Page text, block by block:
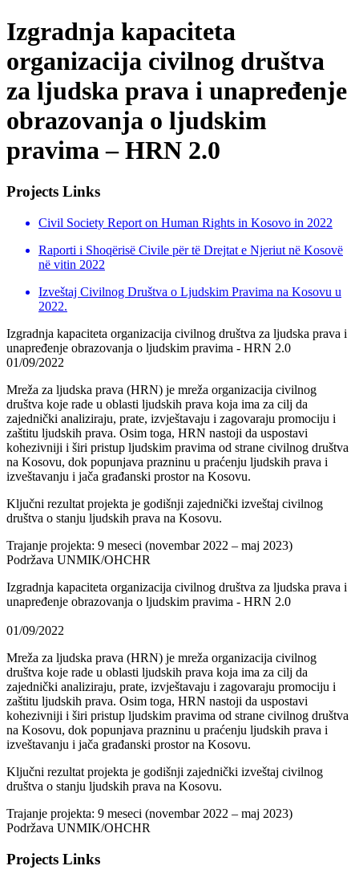
Izgradnja kapaciteta
organizacija civilnog društva
za ljudska prava i unapređenje
obrazovanja o ljudskim
pravima – HRN 2.0
Projects Links
Civil Society Report on Human Rights in Kosovo in 2022
Raporti i Shoqërisë Civile për të Drejtat e Njeriut në Kosovë
në vitin 2022
Izveštaj Civilnog Društva o Ljudskim Pravima na Kosovu u
2022.
Izgradnja kapaciteta organizacija civilnog društva za ljudska prava i
unapređenje obrazovanja o ljudskim pravima - HRN 2.0
01/09/2022
Mreža za ljudska prava (HRN) je mreža organizacija civilnog
društva koje rade u oblasti ljudskih prava koja ima za cilj da
zajednički analiziraju, prate, izvještavaju i zagovaraju promociju i
zaštitu ljudskih prava. Osim toga, HRN nastoji da uspostavi
kohezivniji i širi pristup ljudskim pravima od strane civilnog društva
na Kosovu, dok popunjava prazninu u praćenju ljudskih prava i
izveštavanju i jača građanski prostor na Kosovu.
Ključni rezultat projekta je godišnji zajednički izveštaj civilnog
društva o stanju ljudskih prava na Kosovu.
Trajanje projekta: 9 meseci (novembar 2022 – maj 2023)
Podržava UNMIK/OHCHR
Izgradnja kapaciteta organizacija civilnog društva za ljudska prava i
unapređenje obrazovanja o ljudskim pravima - HRN 2.0
01/09/2022
Mreža za ljudska prava (HRN) je mreža organizacija civilnog
društva koje rade u oblasti ljudskih prava koja ima za cilj da
zajednički analiziraju, prate, izvještavaju i zagovaraju promociju i
zaštitu ljudskih prava. Osim toga, HRN nastoji da uspostavi
kohezivniji i širi pristup ljudskim pravima od strane civilnog društva
na Kosovu, dok popunjava prazninu u praćenju ljudskih prava i
izveštavanju i jača građanski prostor na Kosovu.
Ključni rezultat projekta je godišnji zajednički izveštaj civilnog
društva o stanju ljudskih prava na Kosovu.
Trajanje projekta: 9 meseci (novembar 2022 – maj 2023)
Podržava UNMIK/OHCHR
Projects Links